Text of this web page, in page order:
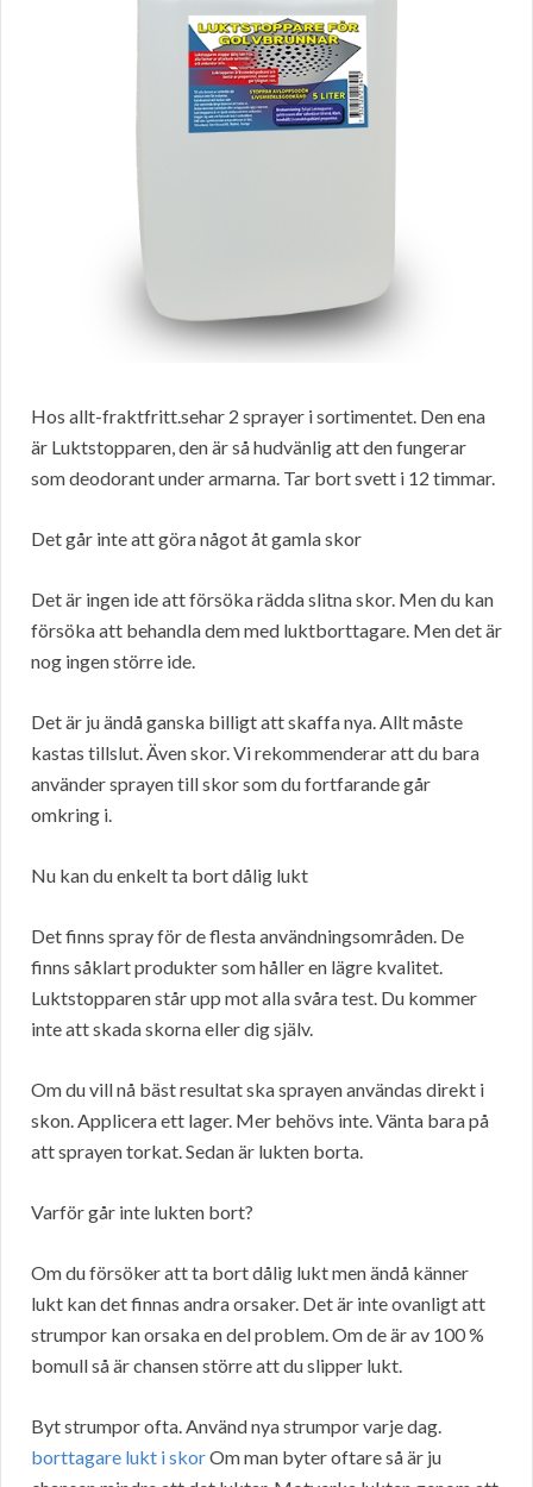
Hos allt-fraktfritt.sehar 2 sprayer i sortimentet. Den ena
är Luktstopparen, den är så hudvänlig att den fungerar
som deodorant under armarna. Tar bort svett i 12 timmar.
Det går inte att göra något åt gamla skor
Det är ingen ide att försöka rädda slitna skor. Men du kan
försöka att behandla dem med luktborttagare. Men det är
nog ingen större ide.
Det är ju ändå ganska billigt att skaffa nya. Allt måste
kastas tillslut. Även skor. Vi rekommenderar att du bara
använder sprayen till skor som du fortfarande går
omkring i.
Nu kan du enkelt ta bort dålig lukt
Det finns spray för de flesta användningsområden. De
finns såklart produkter som håller en lägre kvalitet.
Luktstopparen står upp mot alla svåra test. Du kommer
inte att skada skorna eller dig själv.
Om du vill nå bäst resultat ska sprayen användas direkt i
skon. Applicera ett lager. Mer behövs inte. Vänta bara på
att sprayen torkat. Sedan är lukten borta.
Varför går inte lukten bort?
Om du försöker att ta bort dålig lukt men ändå känner
lukt kan det finnas andra orsaker. Det är inte ovanligt att
strumpor kan orsaka en del problem. Om de är av 100 %
bomull så är chansen större att du slipper lukt.
Byt strumpor ofta. Använd nya strumpor varje dag.
borttagare lukt i skorOm man byter oftare så är ju